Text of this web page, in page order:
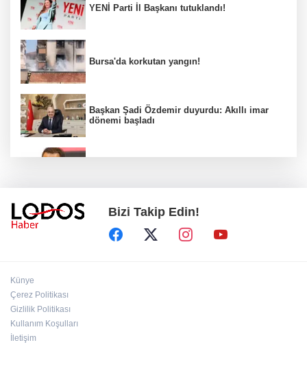
YENİ Parti İl Başkanı tutuklandı!
Bursa'da korkutan yangın!
Başkan Şadi Özdemir duyurdu: Akıllı imar
dönemi başladı
Bakan Gürlek duyurdu: İki çocuk cinayeti
aydınlatıldı!
Bizi Takip Edin!
Künye
Çerez Politikası
Gizlilik Politikası
Kullanım Koşulları
İletişim